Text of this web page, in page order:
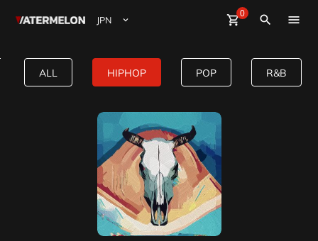
shopping_cart0 close
Watermelon Sign Up
ビート購入
ビート販売
search
bmd ep HipHop type beat
ALL HIPHOP POP R&B